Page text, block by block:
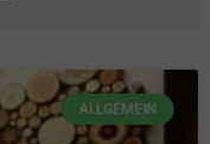
ALLGEMEIN